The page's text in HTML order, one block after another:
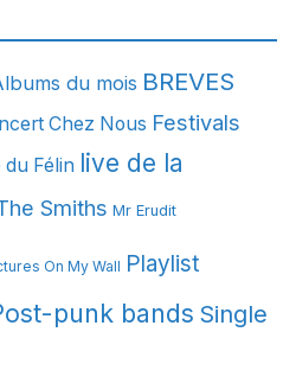
du mois BREVES
Chez Nous Festivals
du Félin live de la
Smiths Mr Erudit
On My Wall Playlist
punk bands Single